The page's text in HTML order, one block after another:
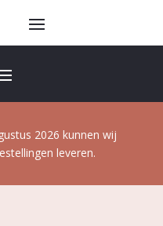
2026 kunnen wij
leveren.